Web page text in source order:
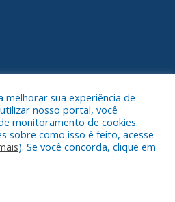
melhorar sua experiência de
nosso portal, você
monitoramento de cookies.
sobre como isso é feito, acesse
). Se você concorda, clique em